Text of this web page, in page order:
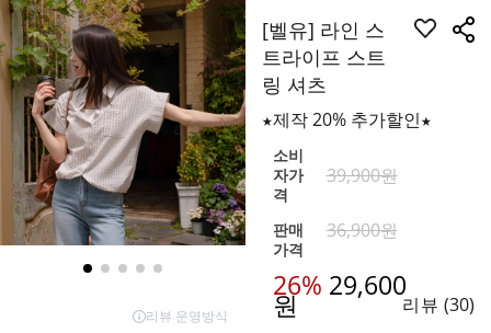
[벨유] 라인 스
트라이프 스트
링 셔츠
★제작 20% 추가할인★
소비
자가
격
39,900원
판매
가격
36,900원
26% 29,600
원 리뷰 (30)